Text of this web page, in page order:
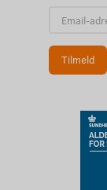
adresse
Tilmeld